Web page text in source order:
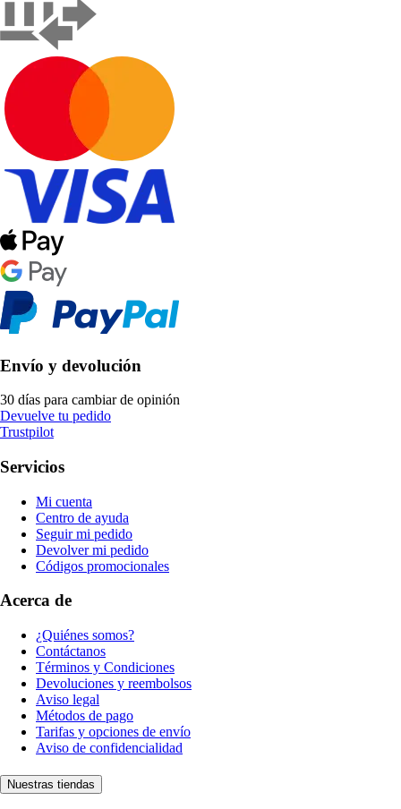
Envío y devolución
30 días para cambiar de opinión
Devuelve tu pedido
Trustpilot
Servicios
Mi cuenta
Centro de ayuda
Seguir mi pedido
Devolver mi pedido
Códigos promocionales
Acerca de
¿Quiénes somos?
Contáctanos
Términos y Condiciones
Devoluciones y reembolsos
Aviso legal
Métodos de pago
Tarifas y opciones de envío
Aviso de confidencialidad
Nuestras tiendas